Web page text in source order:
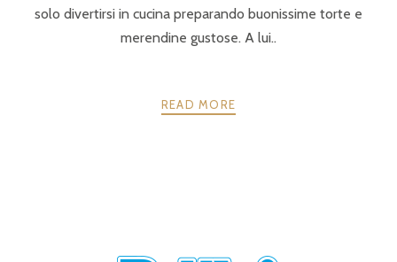
solo divertirsi in cucina preparando buonissime torte e
merendine gustose. A lui..
READ MORE